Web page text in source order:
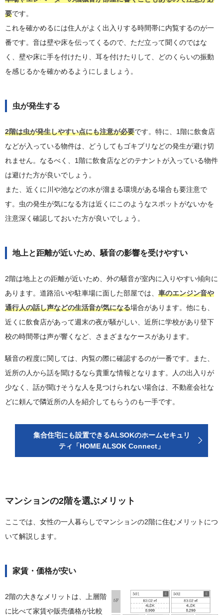
要です。
これを確かめるには住人がよく出入りする時間帯に内覧するのが一
番です。音は壁や床を伝ってくるので、ただ立って聞くのではな
く、壁や床に手を付けたり、耳を付けたりして、どのくらいの振動
を感じるかを確かめるようにしましょう。
虫が発生する
2階は虫が発生しやすい点にも注意が必要です。特に、1階に飲食店
などが入っている物件は、どうしてもゴキブリなどの発生が避け切
れません。なるべく、1階に飲食店などのテナントが入っている物件
は避けた方が良いでしょう。
また、近くに川や池などの水が溜まる環境がある場合も要注意で
す。虫の発生が気になる方は近くにこのようなスポットがないかを
注意深く確認しておいた方が良いでしょう。
地上と距離が近いため、騒音の影響を受けやすい
2階は地上との距離が近いため、外の騒音が室内に入りやすい傾向に
あります。道路沿いや駐車場に面した部屋では、 車のエンジン音や
通行人の話し声などの生活音が気になる場合があります。他にも、
近くに飲食店があって週末の夜が騒がしい、近所に学校があり登下
校の時間帯は声が響くなど、さまざまなケースがあります。
騒音の程度に関しては、内覧の際に確認するのが一番です。また、
近所の人から話を聞けるなら貴重な情報となります。人の出入りが
少なく、話が聞けそうな人を見つけられない場合は、不動産会社な
どに頼んで隣近所の人を紹介してもらうのも一手です。
集合住宅にも設置できるALSOKのホームセキュリ
ティ「HOME ALSOK Connect」
マンションの2階を選ぶメリット
ここでは、女性の一人暮らしでマンションの2階に住むメリットにつ
いて解説します。
家賃・価格が安い
2階の大きなメリットは、上層階
に比べて家賃や販売価格が比較